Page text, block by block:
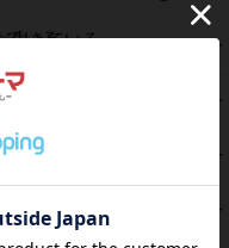
53 PT
生きている～
PT
PT
PT